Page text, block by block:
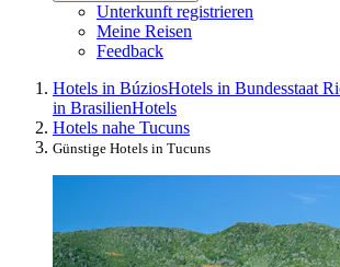
Unterkunft registrieren
Meine Reisen
Feedback
Hotels in BúziosHotels in Bundesstaat
in BrasilienHotels
Hotels nahe Tucuns
Günstige Hotels in Tucuns